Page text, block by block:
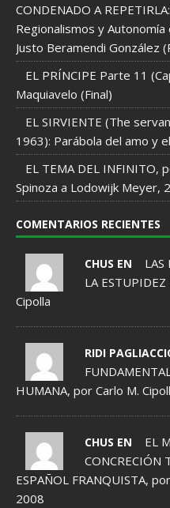
CONDENADO A
Regionalismos y
Justo Beramendi González
EL PRÍNCIPE Parte 11
Maquiavelo (Final)
EL SIRVIENTE (The
1963): Parábola del amo y
EL TEMA DEL INFINITO,
Spinoza a Lodowijk Meyer,
COMENTARIOS RECIENTES
CHUS EN
LAS
LA
Cipolla
RIDI
HUMANA, por Carlo M.
CHUS EN
EL
CONCRECIÓN
ESPAÑOL FRANQUISTA,
2008